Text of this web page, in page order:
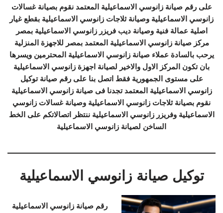
على رقم صيانة زانوسي الاسماعيلية المعتمد نقوم بصيانة غسالات
زانوسي الاسماعيلية وصيانة ثلاجات زانوسي الاسماعيلية بقطع غيار
اصلية عمالة فنية وصيانة ديب فريزر زانوسي الاسماعيلية بمصر
مركز صيانة زانوسي الاسماعيلية المعتمد بمصر للاجهزة المنزلية
يرحب بالسادة عملاء صيانة زانوسي الاسماعيلية المحترمين ويسرها
بان تكون المركز الاول والاخير لصيانة اجهزة زانوسي الاسماعيلية
على مستوى الجمهورية فقط اتصل بنا على رقم صيانة توكيل
زانوسي الاسماعيلية المعتمد تجدنا فى صيانة زانوسي الاسماعيلية
نقوم بصيانة ثلاجات زانوسي الاسماعيلية وصيانة غسالات زانوسي
الاسماعيلية وفريزر زانوسي الاسماعيلية ننتظر اتصالاتكم على الخط
الساخن لصيانة زانوسي الاسماعيلية
توكيل صيانة زانوسي الاسماعيلية
رقم صيانة زانوسي الاسماعيلية